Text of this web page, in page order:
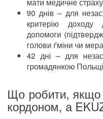
90 днів – для
критерію доходу
допомоги
голови ґміни чи
42 дні – для
громадянкою
Що робити, якщо
кордоном, а